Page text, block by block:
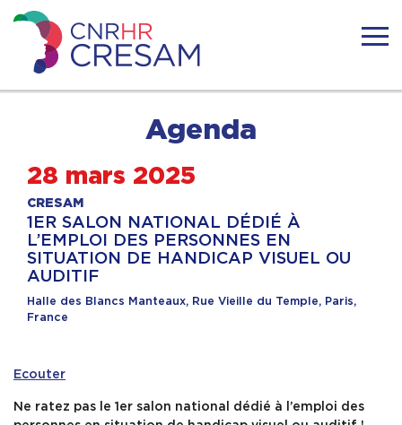
to
content
CRESAM
LE CRESAM
LA SURDICÉCITÉ
RESSOURCES
FORMATIONS
Agenda
28 mars 2025
CRESAM
1ER SALON NATIONAL DÉDIÉ À
L’EMPLOI DES PERSONNES EN
SITUATION DE HANDICAP VISUEL OU
AUDITIF
Halle des Blancs Manteaux, Rue Vieille du Temple, Paris,
France
Ecouter
Ne ratez pas le 1er salon national dédié à l’emploi des